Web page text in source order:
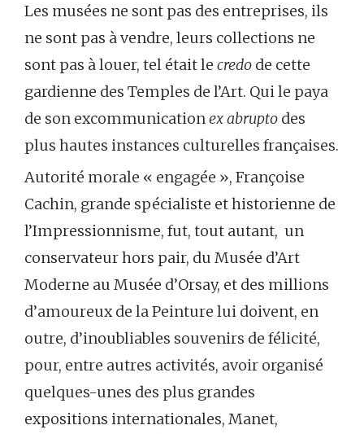
Les musées ne sont pas des entreprises, ils
ne sont pas à vendre, leurs collections ne
sont pas à louer, tel était le credo de cette
gardienne des Temples de l’Art. Qui le paya
de son excommunication ex abrupto des
plus hautes instances culturelles françaises.
Autorité morale « engagée », Françoise
Cachin, grande spécialiste et historienne de
l’Impressionnisme, fut, tout autant, un
conservateur hors pair, du Musée d’Art
Moderne au Musée d’Orsay, et des millions
d’amoureux de la Peinture lui doivent, en
outre, d’inoubliables souvenirs de félicité,
pour, entre autres activités, avoir organisé
quelques-unes des plus grandes
expositions internationales, Manet,